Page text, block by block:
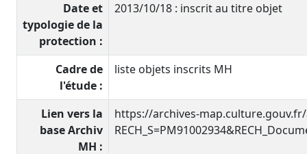
Date et
typologie de la
protection :
2013/10/18 : inscrit au titre objet
Cadre de
l'étude :
liste objets inscrits MH
Lien vers la
base Archiv
MH :
https://archives-